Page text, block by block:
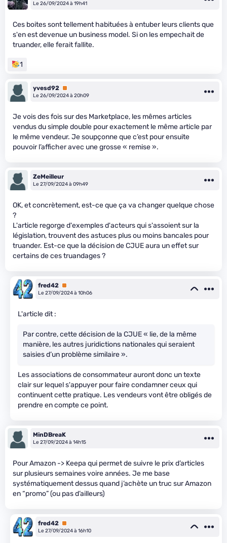
Le 26/09/2024 à 19h41
Ces boites sont tellement habituées à entuber leurs clients que
s'en est devenue un business model. Si on les empechait de
truander, elle ferait fallite.
1
yvesd92 Premium
Le 26/09/2024 à 20h09
Je vois des fois sur des Marketplace, les mêmes articles
vendus du simple double pour exactement le même article par
le même vendeur. Je soupçonne que c’est pour ensuite
pouvoir l’afficher avec une grosse « remise ».
ZeMeilleur
Le 27/09/2024 à 09h49
OK, et concrètement, est-ce que ça va changer quelque chose
?
L'article regorge d'exemples d'acteurs qui s'assoient sur la
législation, trouvent des astuces plus ou moins bancales pour
truander. Est-ce que la décision de CJUE aura un effet sur
certains de ces truandages ?
fred42 Premium
Le 27/09/2024 à 10h06
L'article dit :
Par contre, cette décision de la CJUE « lie, de la même
manière, les autres juridictions nationales qui seraient
saisies d’un problème similaire ».
Les associations de consommateur auront donc un texte
clair sur lequel s'appuyer pour faire condamner ceux qui
continuent cette pratique. Les vendeurs vont être obligés de
prendre en compte ce point.
MinDBreaK
Le 27/09/2024 à 14h15
Pour Amazon -> Keepa qui permet de suivre le prix d’articles
sur plusieurs semaines voire années. Je me base
systématiquement dessus quand j’achète un truc sur Amazon
en “promo” (ou pas d’ailleurs)
fred42 Premium
Le 27/09/2024 à 16h10